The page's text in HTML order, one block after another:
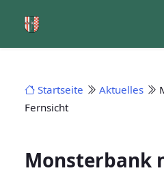
Inhalt
Startseite Aktuelles
Fernsicht
Monsterbank